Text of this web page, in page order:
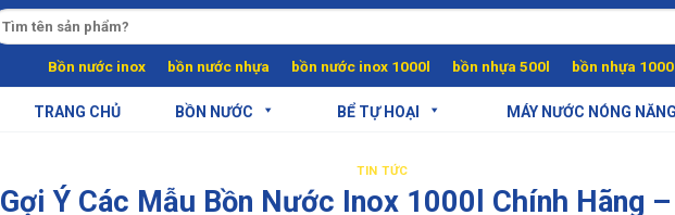
Bồn nước inox bồn nước nhựa bồn nước inox 1000l bồn nhựa 500l bồn nhựa
TRANG CHỦ BỒN NƯỚC BỂ TỰ HOẠI MÁY NƯỚC NÓNG
TIN TỨC
Gợi Ý Các Mẫu Bồn Nước Inox 1000l Chính Hãng –